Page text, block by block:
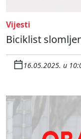
Vijesti
Biciklist
16.05.2025. u